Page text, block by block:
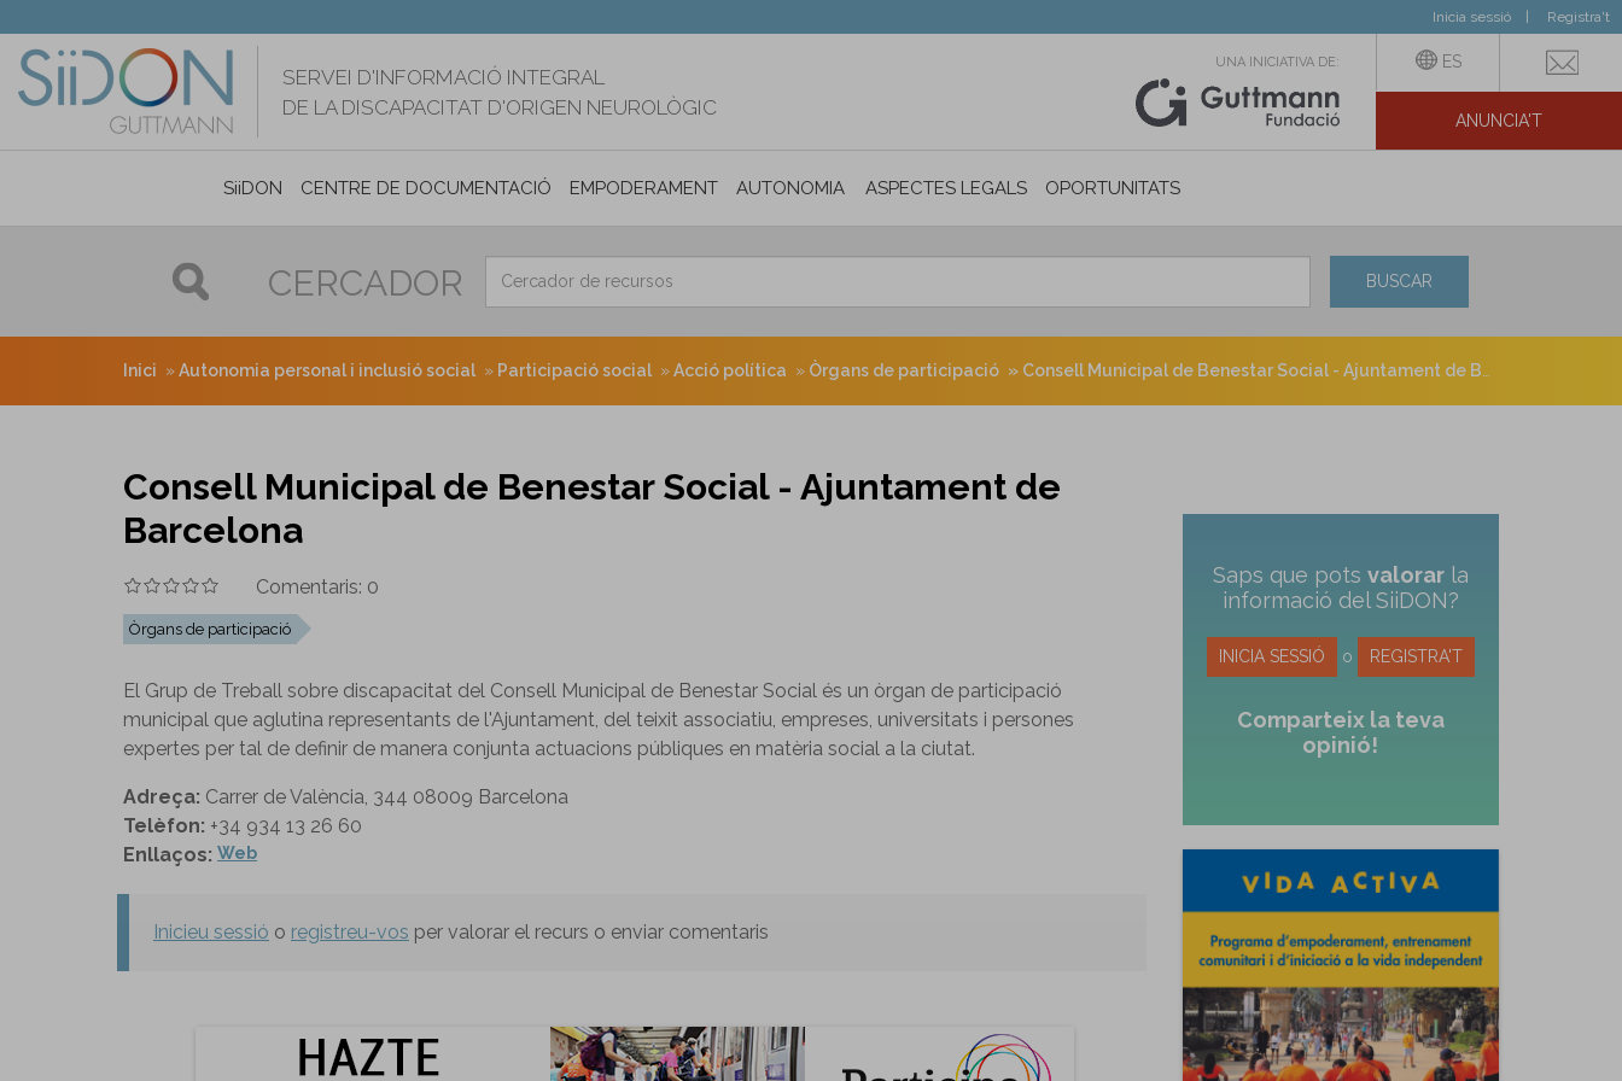
contingut
Inicia sessió Registra't
SERVEI D'INFORMACIÓ INTEGRAL
DE LA DISCAPACITAT D'ORIGEN NEUROLÒGIC
UNA INICIATIVA DE: ES
ANUNCIA'T
SiiDON CENTRE DE DOCUMENTACIÓ EMPODERAMENT AUTONOMIA PERSONAL I INCLUSIÓ SOCIAL
ASPECTES LEGALS OPORTUNITATS
CERCADOR BUSCAR
Inici Autonomia personal i inclusió social Participació social Acció política Òrgans de participació Consell Municipal de Benestar Social - Ajuntament de Barcelona
Consell Municipal de Benestar Social - Ajuntament de
Barcelona
Comentaris: 0
Òrgans de participació
El Grup de Treball sobre discapacitat del Consell Municipal de Benestar Social és un òrgan de participació
municipal que aglutina representants de l'Ajuntament, del teixit associatiu, empreses, universitats i persones
expertes per tal de definir de manera conjunta actuacions públiques en matèria social a la ciutat.
Adreça: Carrer de València, 344 08009 Barcelona
Telèfon: +34 934 13 26 60
Enllaços: Web
Inicieu sessió o registreu-vos per valorar el recurs o enviar comentaris
Saps que pots valorarla
informació del SiiDON?
INICIA SESSIÓ o REGISTRA'T
Comparteix la teva
opinió!